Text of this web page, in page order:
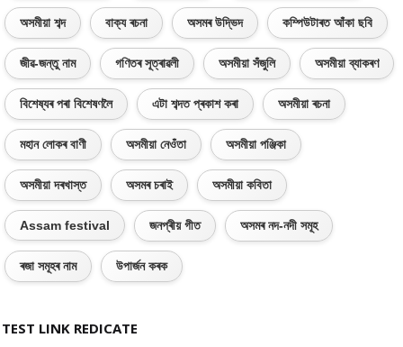
অসমীয়া শব্দ বাক্য ৰচনা অসমৰ উদ্ভিদ কম্পিউটাৰত আঁকা ছবি
জীৱ-জন্তু নাম গণিতৰ সূত্ৰাৱলী অসমীয়া সঁজুলি অসমীয়া ব্যাকৰণ
বিশেষ্যৰ পৰা বিশেষণলৈ এটা শব্দত প্ৰকাশ কৰা অসমীয়া ৰচনা
মহান লোকৰ বাণী অসমীয়া নেওঁতা অসমীয়া পঞ্জিকা
অসমীয়া দৰখাস্ত অসমৰ চৰাই অসমীয়া কবিতা
Assam festival জনপ্ৰীয় গীত অসমৰ নদ-নদী সমূহ
ৰজা সমূহৰ নাম উপাৰ্জন কৰক
TEST LINK REDICATE